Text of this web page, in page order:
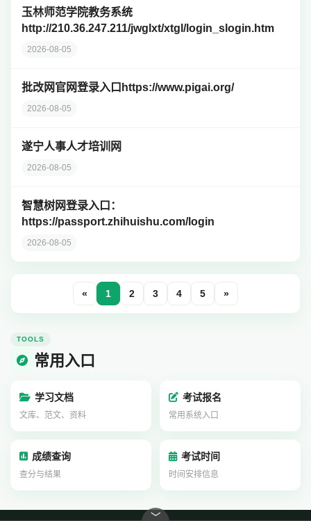
玉林师范学院教务系统
http://210.36.247.211/jwglxt/xtgl/login_slogin.htm
2026-08-05
批改网官网登录入口https://www.pigai.org/
2026-08-05
遂宁人事人才培训网
2026-08-05
智慧树网登录入口：
https://passport.zhihuishu.com/login
2026-08-05
« 1 2 3 4 5 »
TOOLS
常用入口
学习文档
文库、范文、资料
考试报名
常用系统入口
成绩查询
查分与结果
考试时间
时间安排信息
﹀